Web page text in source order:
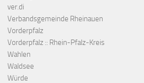
ver.di
Verbandsgemeinde Rheinauen
Vorderpfalz
Vorderpfalz :: Rhein-Pfalz-Kreis
Wahlen
Waldsee
Würde